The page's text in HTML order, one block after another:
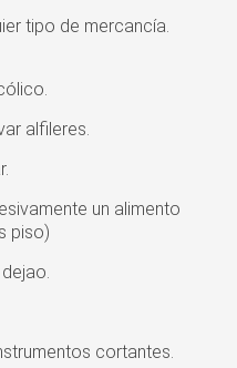
tipo de mercancía.
alfileres.
un alimento
piso)
cortantes.